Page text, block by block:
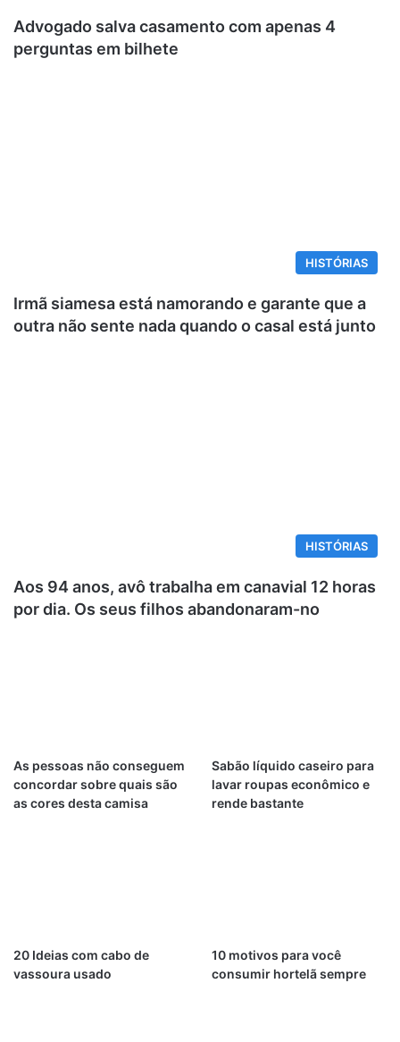
Advogado salva casamento com apenas 4
perguntas em bilhete
HISTÓRIAS
Irmã siamesa está namorando e garante que a
outra não sente nada quando o casal está junto
HISTÓRIAS
Aos 94 anos, avô trabalha em canavial 12 horas
por dia. Os seus filhos abandonaram-no
As pessoas não conseguem
concordar sobre quais são
as cores desta camisa
Sabão líquido caseiro para
lavar roupas econômico e
rende bastante
20 Ideias com cabo de
vassoura usado
10 motivos para você
consumir hortelã sempre